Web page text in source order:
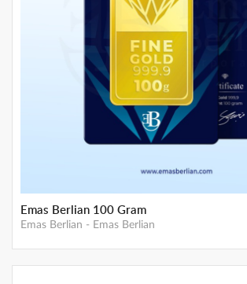
Gemini Mother Gold - 0,5 gram
Emas Gemini - Emas GEMINI